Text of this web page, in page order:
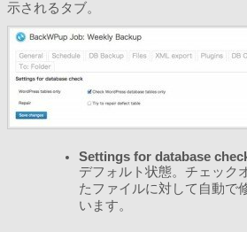
示されるタブ。
Settings for database
デフォルト状態。チェック
たファイルに対して自動で
います。